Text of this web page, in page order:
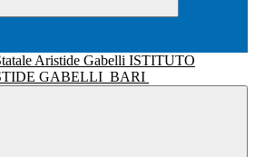
ISTITUTO
GABELLI BARI